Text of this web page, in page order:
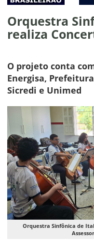
Orquestra
realiza
O projeto conta
Energisa,
Sicredi e Unimed
Orquestra Sinfônica de